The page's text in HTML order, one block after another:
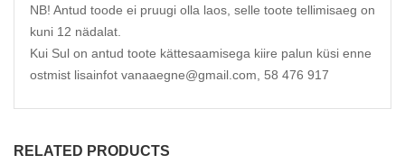
NB! Antud toode ei pruugi olla laos, selle toote tellimisaeg on
kuni 12 nädalat.
Kui Sul on antud toote kättesaamisega kiire palun küsi enne
ostmist lisainfot vanaaegne@gmail.com, 58 476 917
RELATED PRODUCTS